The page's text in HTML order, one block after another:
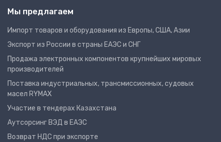
Мы предлагаем
Импорт товаров и оборудования из Европы, США, Азии
Экспорт из России в страны ЕАЭС и СНГ
Продажа электронных компонентов крупнейших мировых
производителей
Поставка индустриальных, трансмиссионных, судовых
масел RYMAX
Участие в тендерах Казахстана
Аутсорсинг ВЭД в ЕАЭС
Возврат НДС при экспорте